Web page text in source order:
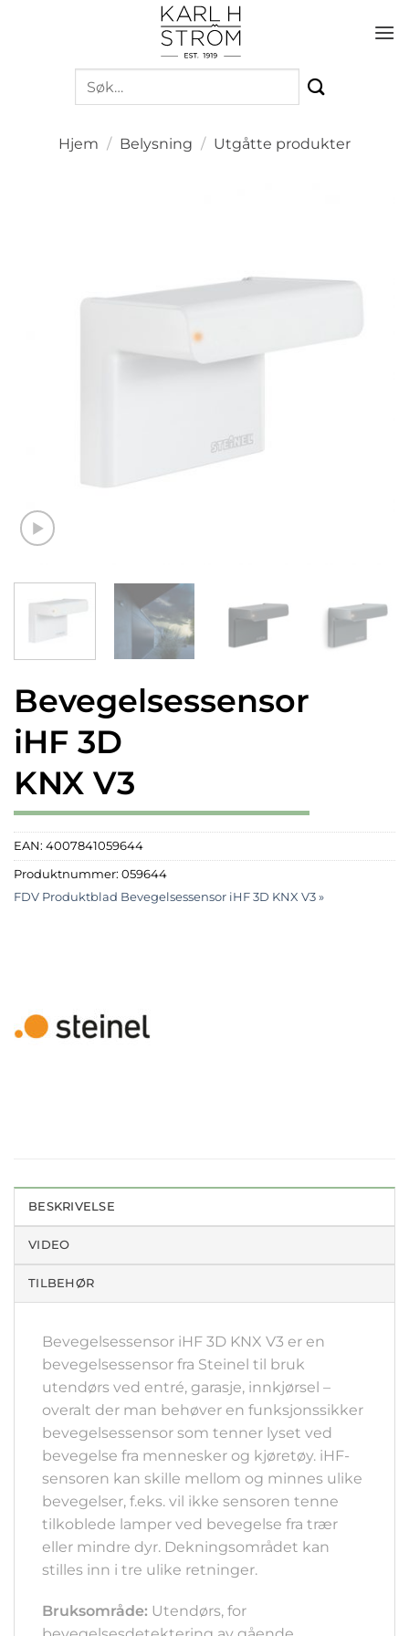
Søk
etter:
Hjem / Belysning / Utgåtte produkter
Bevegelsessensor
iHF 3D
KNX V3
EAN: 4007841059644
Produktnummer: 059644
FDV Produktblad Bevegelsessensor iHF 3D KNX V3 »
BESKRIVELSE
VIDEO
TILBEHØR
Bevegelsessensor iHF 3D KNX V3 er en
bevegelsessensor fra Steinel til bruk
utendørs ved entré, garasje, innkjørsel –
overalt der man behøver en funksjonssikker
bevegelsessensor som tenner lyset ved
bevegelse fra mennesker og kjøretøy. iHF-
sensoren kan skille mellom og minnes ulike
bevegelser, f.eks. vil ikke sensoren tenne
tilkoblede lamper ved bevegelse fra trær
eller mindre dyr. Dekningsområdet kan
stilles inn i tre ulike retninger.
Bruksområde: Utendørs, for